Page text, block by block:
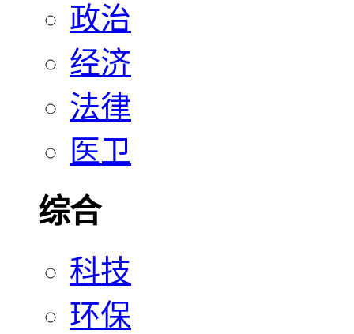
政治
经济
法律
医卫
综合
科技
环保